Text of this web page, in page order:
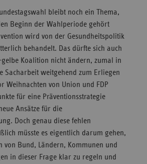
bleibt noch ein Thema,
Beginn der Wahlperiode gehört
wird von der Gesundheitspolitik
behandelt. Das dürfte sich auch
Koalition nicht ändern, zumal in
Sacharbeit weitgehend zum Erliegen
Weihnachten von Union und FDP
für eine Präventionsstrategie
Ansätze für die
Doch genau diese fehlen
müsste es eigentlich darum gehen,
von Bund, Ländern, Kommunen und
in dieser Frage klar zu regeln und